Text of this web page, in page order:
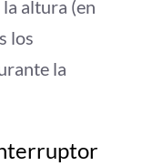
altura (en
los
la